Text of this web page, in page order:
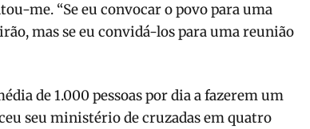
me. “Se eu convocar o povo para uma
mas se eu convidá-los para uma reunião
de 1.000 pessoas por dia a fazerem um
seu ministério de cruza­das em quatro